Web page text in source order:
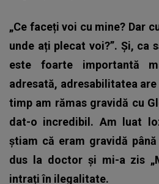
„Ce faceți voi cu mine? Dar
unde ați plecat voi?”. Și, ca
este foarte importantă
adresată, adresabilitatea
timp am rămas gravidă cu
dat-o incredibil. Am luat
știam că eram gravidă
dus la doctor și mi-a zis
intrați în ilegalitate.